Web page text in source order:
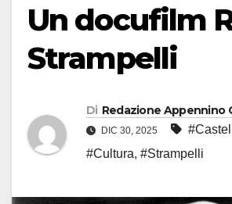
Un docufilm
Strampelli
Di Redazione Appennino
DIC 30, 2025
#Cultura, #Strampelli